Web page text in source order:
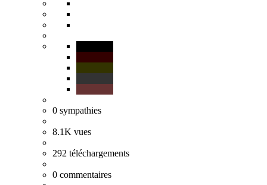
0 sympathies
8.1K vues
292 téléchargements
0 commentaires